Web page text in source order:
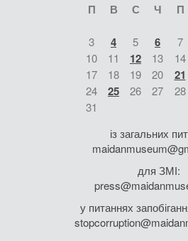
П В С Ч П
3 4 5 6 7
10
11 12 13 14
17
18 19 20 21
24
25 26 27 28
31
із загальних
для ЗМІ:
у питаннях